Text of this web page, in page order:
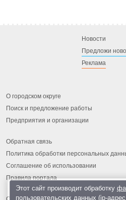
Новости
Предложи
Реклама
О городском округе
Поиск и предложение работы
Предприятия и организации
Обратная связь
Политика обработки персональных
Соглашение об использовании
Правила портала
Этот сайт производит обработку
пользовательских данных (ip-